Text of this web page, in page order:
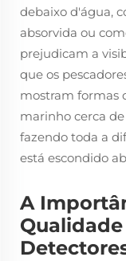
debaixo d'água,
absorvida ou
prejudicam a
que os
mostram formas
marinho cerca
fazendo toda a
está escondido
A